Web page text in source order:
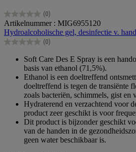
(0)
0.0
van
de
5
Artikelnummer : MIG6955120
Hydroalcoholische gel, desinfectie v.
(0)
0.0
sterren.
Soft Care Des E Spray is een
basis van ethanol (71,5%).
Ethanol is een doeltreffend
doeltreffend is tegen de transiënte
zoals bacteriën, schimmels, gist en
Hydraterend en verzachtend voor
product zeer geschikt is voor
Dit product is bijzonder geschikt
van de handen in de
geen water beschikbaar is.